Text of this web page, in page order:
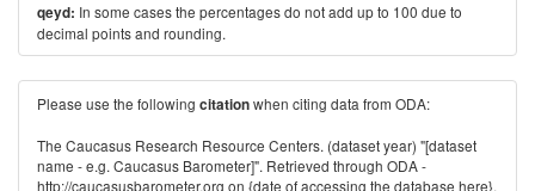
qeyd: In some cases the percentages do not add up to 100 due to
decimal points and rounding.
Please use the following citationwhen citing data from ODA:
The Caucasus Research Resource Centers. (dataset year) "[dataset
name - e.g. Caucasus Barometer]". Retrieved through ODA -
http://caucasusbarometer.org on {date of accessing the database here}.